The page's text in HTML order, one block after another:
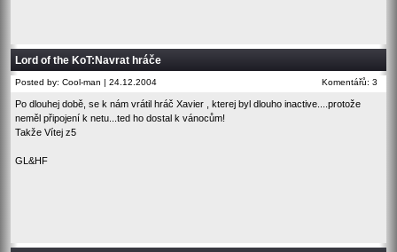
Lord of the KoT:Navrat hráče
Posted by: Cool-man | 24.12.2004 Komentářů: 3
Po dlouhej době, se k nám vrátil hráč Xavier , kterej byl dlouho inactive....protože
neměl připojení k netu...ted ho dostal k vánocům!
Takže Vítej z5
GL&HF